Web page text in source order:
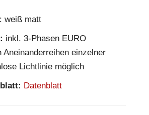
weiß matt
inkl. 3-Phasen EURO
Aneinanderreihen einzelner
Lichtlinie möglich
Datenblatt